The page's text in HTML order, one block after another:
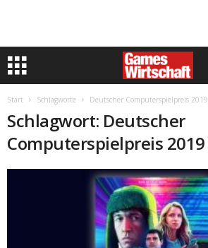
Start Schlagworte Deutscher Computerspielpreis 2019
Schlagwort: Deutscher
Computerspielpreis 2019